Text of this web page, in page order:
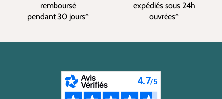
remboursé
pendant 30 jours*
expédiés sous 24h
ouvrées*